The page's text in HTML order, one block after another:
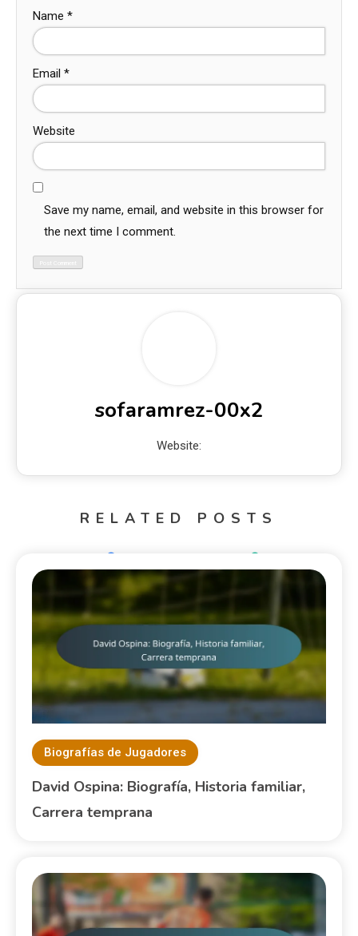
Name *
Email *
Website
Save my name, email, and website in this browser for
the next time I comment.
sofaramrez-00x2
Website:
RELATED POSTS
Biografías de Jugadores
David Ospina: Biografía, Historia familiar,
Carrera temprana